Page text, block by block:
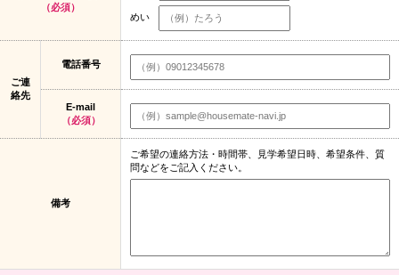
（必須）
めい
ご連
絡先
電話番号
E-mail
（必須）
備考
ご希望の連絡方法・時間帯、見学希望日時、希望条件、質
問などをご記入ください。